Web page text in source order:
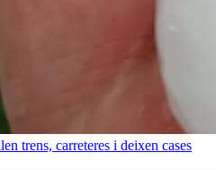
trens, carreteres i deixen cases